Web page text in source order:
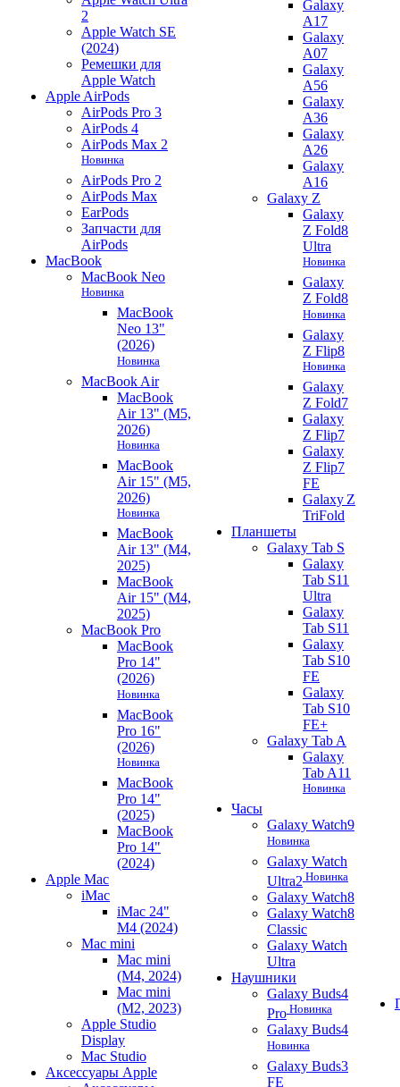
2
Apple Watch SE
(2024)
Ремешки для
Apple Watch
Apple AirPods
AirPods Pro 3
AirPods 4
AirPods Max 2
Новинка
AirPods Pro 2
AirPods Max
EarPods
Запчасти для
AirPods
MacBook
MacBook Neo
Новинка
MacBook
Neo 13"
(2026)
Новинка
MacBook Air
MacBook
Air 13" (M5,
2026)
Новинка
MacBook
Air 15" (M5,
2026)
Новинка
MacBook
Air 13" (M4,
2025)
MacBook
Air 15" (M4,
2025)
MacBook Pro
MacBook
Pro 14"
(2026)
Новинка
MacBook
Pro 16"
(2026)
Новинка
MacBook
Pro 14"
(2025)
MacBook
Pro 14"
(2024)
Apple Mac
iMac
iMac 24"
M4 (2024)
Mac mini
Mac mini
(M4, 2024)
Mac mini
(M2, 2023)
Apple Studio
Display
Mac Studio
Аксессуары Apple
Galaxy
A17
Galaxy
A07
Galaxy
A56
Galaxy
A36
Galaxy
A26
Galaxy
A16
Galaxy Z
Galaxy
Z Fold8
Ultra
Новинка
Galaxy
Z Fold8
Новинка
Galaxy
Z Flip8
Новинка
Galaxy
Z Fold7
Galaxy
Z Flip7
Galaxy
Z Flip7
FE
Galaxy Z
TriFold
Планшеты
Galaxy Tab S
Galaxy
Tab S11
Ultra
Galaxy
Tab S11
Galaxy
Tab S10
FE
Galaxy
Tab S10
FE+
Galaxy Tab A
Galaxy
Tab A11
Новинка
Часы
Galaxy Watch9
Новинка
Galaxy Watch
Ultra2 Новинка
Galaxy Watch8
Galaxy Watch8
Classic
Galaxy Watch
Ultra
Наушники
Galaxy Buds4
Pro Новинка
Galaxy Buds4
Новинка
Galaxy Buds3
FE